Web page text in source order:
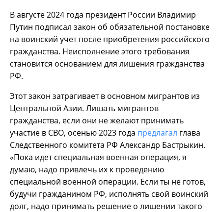
В августе 2024 года президент России Владимир
Путин подписал закон об обязательной постановке
на воинский учет после приобретения российского
гражданства. Неисполнение этого требования
становится основанием для лишения гражданства
РФ.
Этот закон затрагивает в основном мигрантов из
Центральной Азии. Лишать мигрантов
гражданства, если они не желают принимать
участие в СВО, осенью 2023 года предлагал глава
Следственного комитета РФ Александр Бастрыкин.
«Пока идет специальная военная операция, я
думаю, надо привлечь их к проведению
специальной военной операции. Если ты не готов,
будучи гражданином РФ, исполнять свой воинский
долг, надо принимать решение о лишении такого